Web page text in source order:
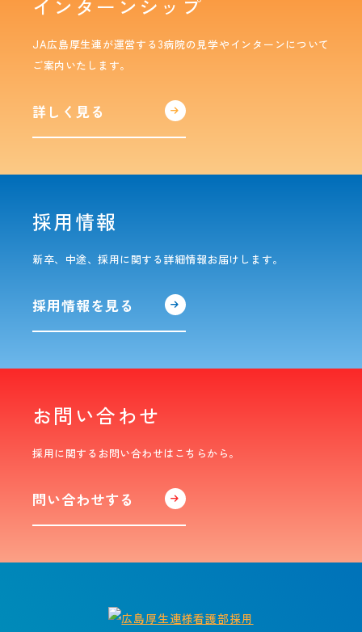
インターンシップ
JA広島厚生連が運営する3病院の見学やインターンについて
ご案内いたします。
詳しく見る
採用情報
新卒、中途、採用に関する詳細情報お届けします。
採用情報を見る
お問い合わせ
採用に関するお問い合わせはこちらから。
問い合わせする